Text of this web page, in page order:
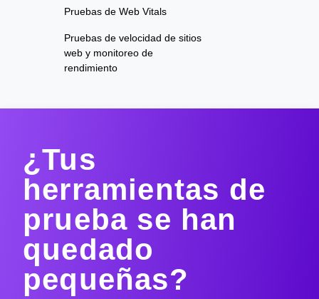
Pruebas de Web Vitals
Pruebas de velocidad de sitios
web y monitoreo de
rendimiento
¿Tus
herramientas de
prueba se han
quedado
pequeñas?